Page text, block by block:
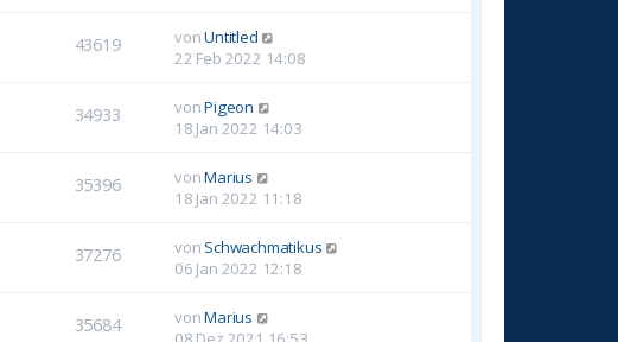
43619 vonUntitled
22 Feb 2022 14:08
34933 vonPigeon
18 Jan 2022 14:03
35396 vonMarius
18 Jan 2022 11:18
37276 von Schwachmatikus
06 Jan 2022 12:18
35684 vonMarius